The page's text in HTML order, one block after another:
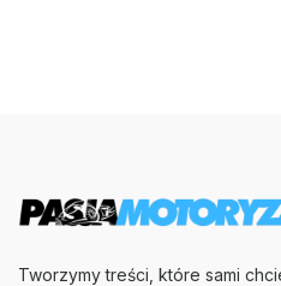
Tworzymy treści, które sami